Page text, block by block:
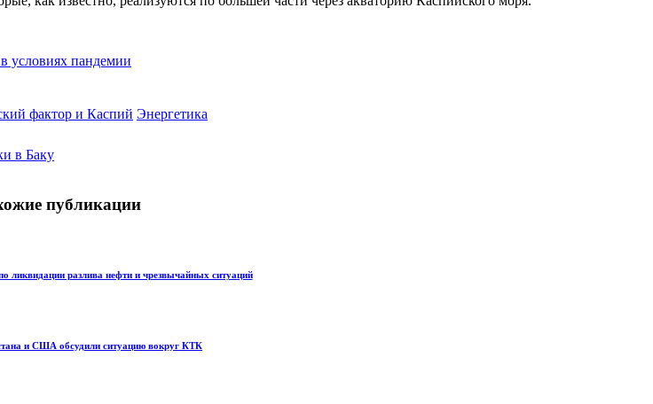
условиях пандемии
фактор и Каспий Энергетика
в Баку
публикации
ликвидации разлива нефти и чрезвычайных ситуаций
и США обсудили ситуацию вокруг КТК